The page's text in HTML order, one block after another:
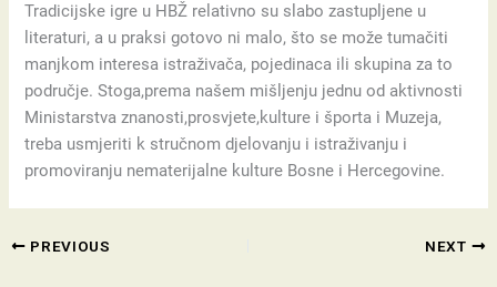
Tradicijske igre u HBŽ relativno su slabo zastupljene u
literaturi, a u praksi gotovo ni malo, što se može tumačiti
manjkom interesa istraživača, pojedinaca ili skupina za to
područje. Stoga,prema našem mišljenju jednu od aktivnosti
Ministarstva znanosti,prosvjete,kulture i športa i Muzeja,
treba usmjeriti k stručnom djelovanju i istraživanju i
promoviranju nematerijalne kulture Bosne i Hercegovine.
PREVIOUS NEXT